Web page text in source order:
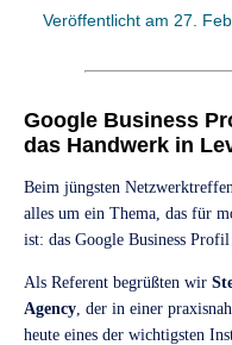
Veröffentlicht am 27.
Google Business
das Handwerk in
Beim jüngsten
alles um ein Thema, das für
ist: das Google Business Profil
Als Referent begrüßten wir
Agency , der in einer
heute eines der wichtigsten